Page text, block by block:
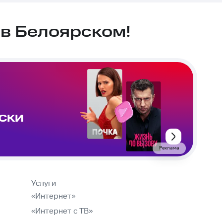
Белоярском!
Реклама
Услуги
«Интернет»
«Интернет с ТВ»